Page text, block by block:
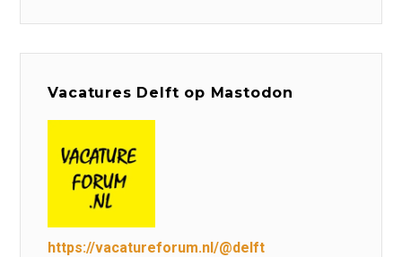
Vacatures Delft op Mastodon
https://vacatureforum.nl/@delft